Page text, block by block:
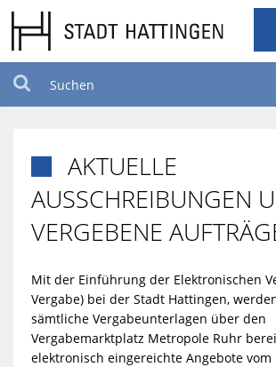
RATHAUS
TOURISMUS
STANDORT
SERVICEPORTAL
BILDUNG UND KULTUR
AKTUELLE
AUSSCHREIBUNGEN
VERGEBENE
Mit der Einführung der Elektronischen
Vergabe) bei der Stadt Hattingen,
sämtliche Vergabeunterlagen über den
Vergabemarktplatz Metropole Ruhr
elektronisch eingereichte Angebote vom